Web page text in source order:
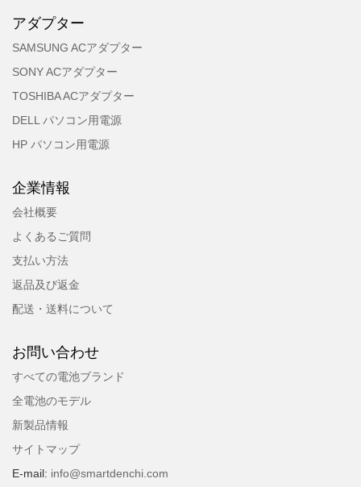
アダプター
SAMSUNG ACアダプター
SONY ACアダプター
TOSHIBA ACアダプター
DELL パソコン用電源
HP パソコン用電源
企業情報
会社概要
よくあるご質問
支払い方法
返品及び返金
配送・送料について
お問い合わせ
すべての電池ブランド
全電池のモデル
新製品情報
サイトマップ
E-mail: info@smartdenchi.com